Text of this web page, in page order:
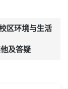
区环境与生活
及答疑